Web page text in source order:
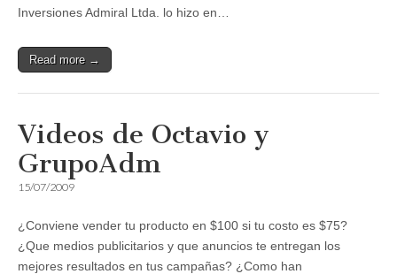
Inversiones Admiral Ltda. lo hizo en…
Read more →
Videos de Octavio y
GrupoAdm
15/07/2009
¿Conviene vender tu producto en $100 si tu costo es $75?
¿Que medios publicitarios y que anuncios te entregan los
mejores resultados en tus campañas? ¿Como han